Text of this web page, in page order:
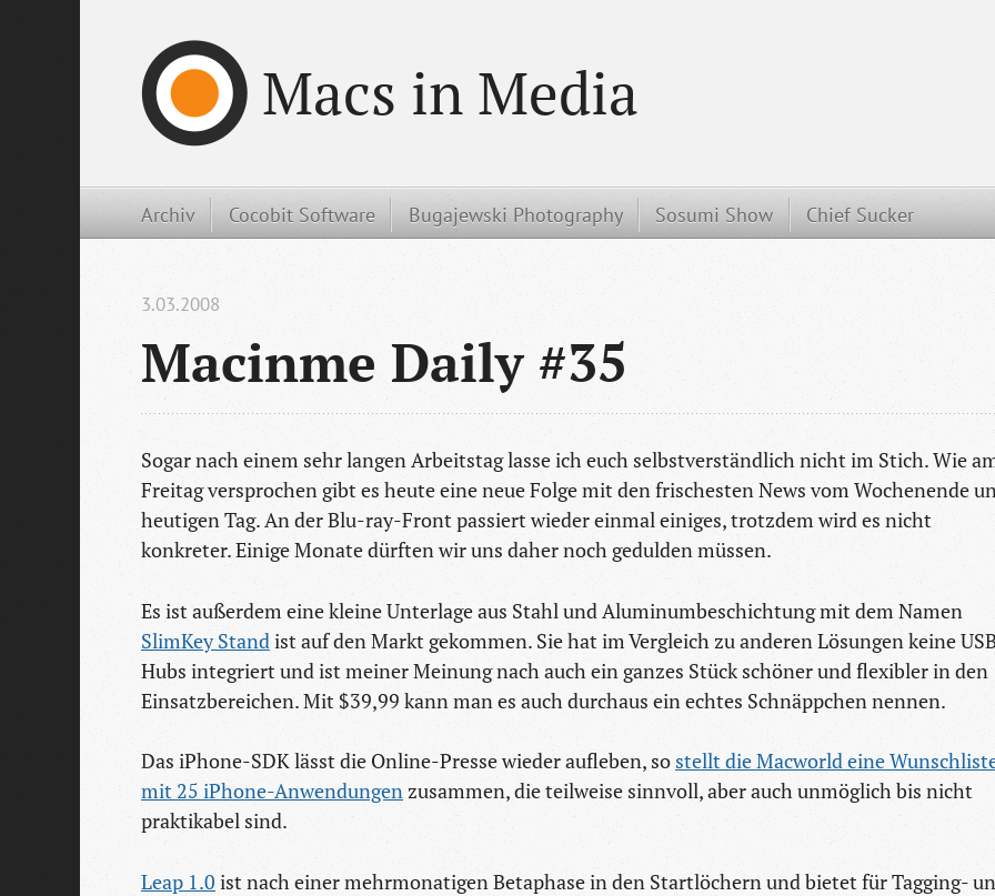
Macs in Media
Archiv Cocobit Software Bugajewski Photography Sosumi Show Chief Sucker
Macinme Daily #35
3.03.2008
Sogar nach einem sehr langen Arbeitstag lasse ich euch selbstverständlich nicht im Stich. Wie
Freitag versprochen gibt es heute eine neue Folge mit den frischesten News vom Wochenende
heutigen Tag. An der Blu-ray-Front passiert wieder einmal einiges, trotzdem wird es nicht
konkreter. Einige Monate dürften wir uns daher noch gedulden müssen.
Es ist außerdem eine kleine Unterlage aus Stahl und Aluminumbeschichtung mit dem Namen
SlimKey Stand ist auf den Markt gekommen. Sie hat im Vergleich zu anderen Lösungen keine
Hubs integriert und ist meiner Meinung nach auch ein ganzes Stück schöner und flexibler in den
Einsatzbereichen. Mit $39,99 kann man es auch durchaus ein echtes Schnäppchen nennen.
Das iPhone-SDK lässt die Online-Presse wieder aufleben, so stellt die Macworld eine
mit 25 iPhone-Anwendungenzusammen, die teilweise sinnvoll, aber auch unmöglich bis nicht
praktikabel sind.
Leap 1.0 ist nach einer mehrmonatigen Betaphase in den Startlöchern und bietet für Tagging-